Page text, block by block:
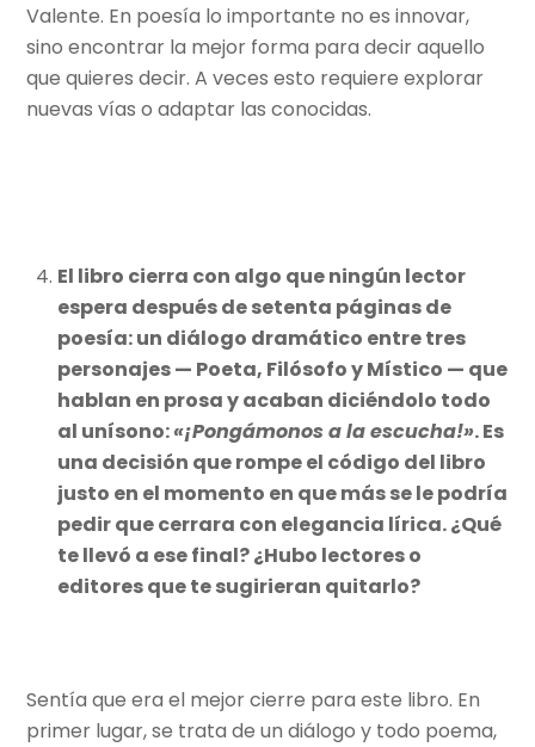
Valente. En poesía lo importante no es innovar,
sino encontrar la mejor forma para decir aquello
que quieres decir. A veces esto requiere explorar
nuevas vías o adaptar las conocidas.
El libro cierra con algo que ningún lector
espera después de setenta páginas de
poesía: un diálogo dramático entre tres
personajes — Poeta, Filósofo y Místico — que
hablan en prosa y acaban diciéndolo todo
al unísono:«¡Pongámonos a la escucha!». Es
una decisión que rompe el código del libro
justo en el momento en que más se le podría
pedir que cerrara con elegancia lírica. ¿Qué
te llevó a ese final? ¿Hubo lectores o
editores que te sugirieran quitarlo?
Sentía que era el mejor cierre para este libro. En
primer lugar, se trata de un diálogo y todo poema,